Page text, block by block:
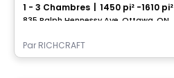
1 - 3 Chambres 1450 pi² -1610 pi²
835 Ralph Hennessy Ave, Ottawa, ON
Par RICHCRAFT